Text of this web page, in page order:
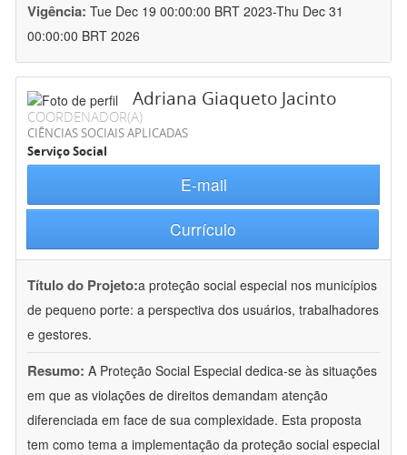
Vigência: Tue Dec 19 00:00:00 BRT 2023-Thu Dec 31
00:00:00 BRT 2026
Adriana Giaqueto Jacinto
COORDENADOR(A)
CIÊNCIAS SOCIAIS APLICADAS
Serviço Social
E-mail
Currículo
Título do Projeto:a proteção social especial nos municípios
de pequeno porte: a perspectiva dos usuários, trabalhadores
e gestores.
Resumo: A Proteção Social Especial dedica-se às situações
em que as violações de direitos demandam atenção
diferenciada em face de sua complexidade. Esta proposta
tem como tema a implementação da proteção social especial